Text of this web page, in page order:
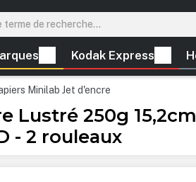
Kodak Express
Minilab Jet d'encre
Lustré 250g
- 2 rouleaux